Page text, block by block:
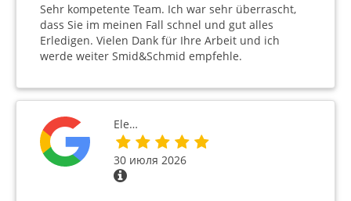
Sehr kompetente Team. Ich war sehr überrascht,
dass Sie im meinen Fall schnel und gut alles
Erledigen. Vielen Dank für Ihre Arbeit und ich
werde weiter Smid&Schmid empfehle.
Ele…
30 июля 2026